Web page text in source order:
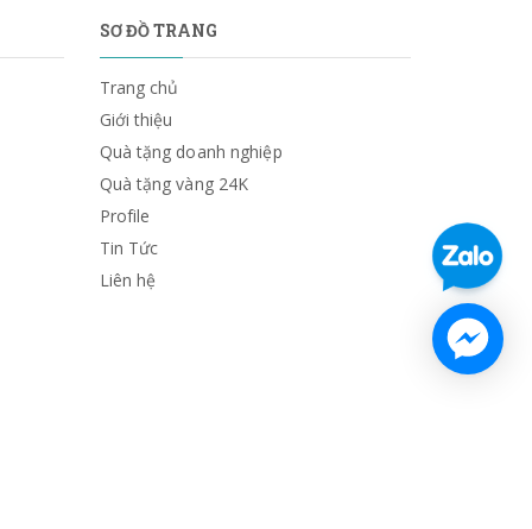
SƠ ĐỒ TRANG
Trang chủ
Giới thiệu
Quà tặng doanh nghiệp
Quà tặng vàng 24K
Profile
Tin Tức
Liên hệ